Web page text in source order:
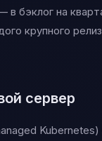
в бэклог на
крупного
сервер
Kubernetes)